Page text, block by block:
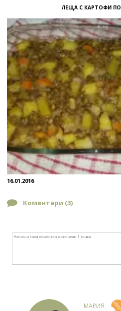
ЛЕЩА С КАРТОФИ
16.01.2016
Коментари (3)
МАРИЯ